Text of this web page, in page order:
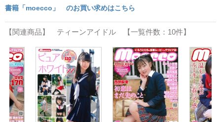
書籍「moecco」 のお買い求めはこちら
【関連商品】 ティーンアイドル 【一覧件数：10件】